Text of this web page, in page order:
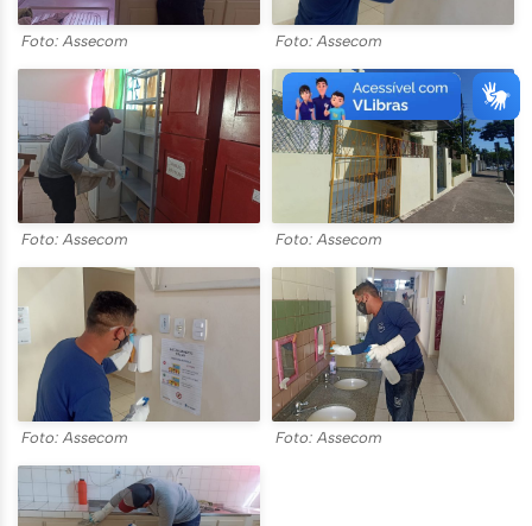
Foto: Assecom Foto: Assecom
Foto: Assecom Foto: Assecom
Foto: Assecom Foto: Assecom